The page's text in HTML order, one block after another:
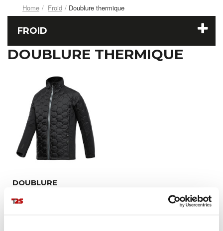
Home Froid Doublure thermique
FROID
DOUBLURE THERMIQUE
DOUBLURE